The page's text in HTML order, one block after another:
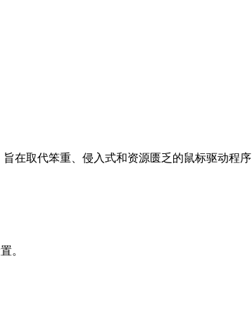
在取代笨重、侵入式和资源匮乏的鼠标驱动程
。